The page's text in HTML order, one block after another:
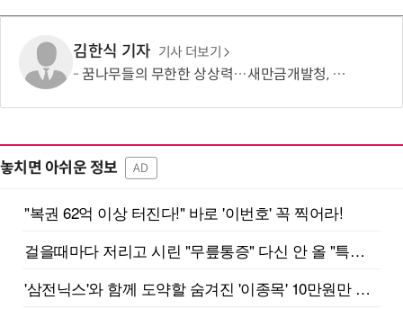
김한식 기자 기사 더보기
꿈나무들의 무한한 상상력…새만금개발청, '2026 새만금 가족사랑 그림그리기 대회' 성료
놓치면 아쉬운 정보 AD